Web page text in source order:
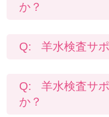
か？
羊水検査サ
羊水検査サ
か？